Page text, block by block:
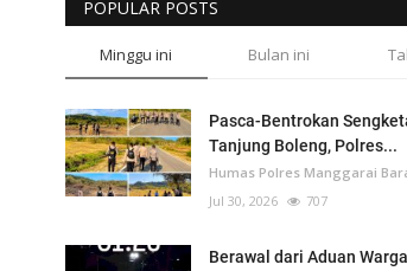
POPULAR POSTS
Minggu ini Bulan ini
Pasca-Bentrokan
Tanjung Boleng, Polres...
Humas Polres Manggarai
Jul 30, 2026
707
Berawal dari Aduan